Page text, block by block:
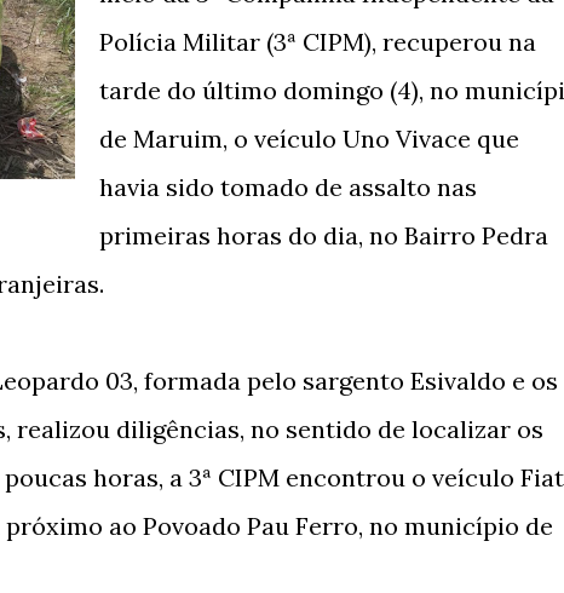
Polícia Militar (3ª CIPM), recuperou na
tarde do último domingo (4), no
de Maruim, o veículo Uno Vivace que
havia sido tomado de assalto nas
primeiras horas do dia, no Bairro Pedra
03, formada pelo sargento Esivaldo e os
realizou diligências, no sentido de localizar os
horas, a 3ª CIPM encontrou o veículo Fiat
ao Povoado Pau Ferro, no município de